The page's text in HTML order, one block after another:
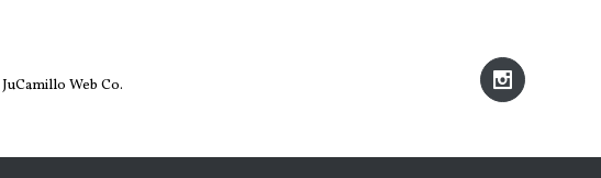
JuCamillo Web Co. Instagram